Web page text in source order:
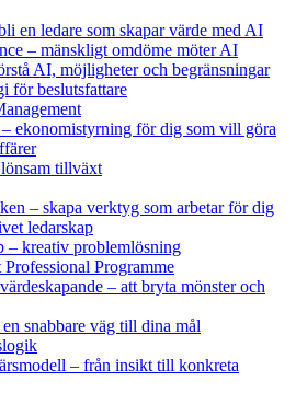
en ledare som skapar värde med AI
– mänskligt omdöme möter AI
AI, möjligheter och begränsningar
för beslutsfattare
ekonomistyrning för dig som vill göra
tillväxt
– skapa verktyg som arbetar för dig
ledarskap
– kreativ problemlösning
Programme
– att bryta mönster och
snabbare väg till dina mål
– från insikt till konkreta